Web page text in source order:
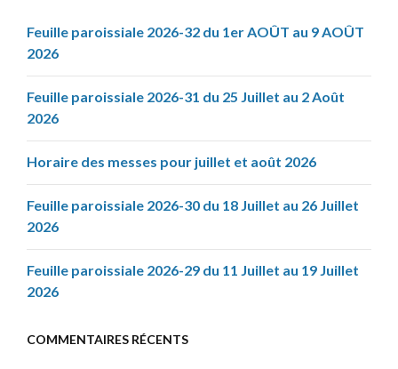
Feuille paroissiale 2026-32 du 1er AOÛT au 9 AOÛT
2026
Feuille paroissiale 2026-31 du 25 Juillet au 2 Août
2026
Horaire des messes pour juillet et août 2026
Feuille paroissiale 2026-30 du 18 Juillet au 26 Juillet
2026
Feuille paroissiale 2026-29 du 11 Juillet au 19 Juillet
2026
COMMENTAIRES RÉCENTS